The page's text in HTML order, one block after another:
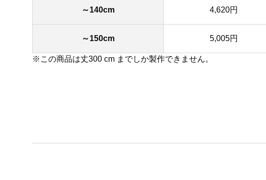
～140cm 4,620円
～150cm 5,005円
※この商品は丈300 cm までしか製作できません。